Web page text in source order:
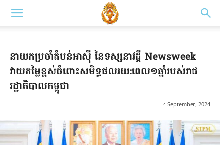
នាយកប្រចាំតំបន់អាស៊ី​ នៃទស្សនាវដ្តី Newsweek
វាយតម្លៃខ្ពស់ចំពោះសមិទ្ធផល​រយ:ពេល១ឆ្នាំរបស់​រាជ
រដ្ឋាភិបាល​កម្ពុជា​
4 September, 2024